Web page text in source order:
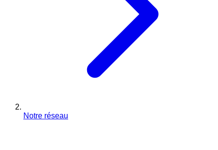
Notre réseau